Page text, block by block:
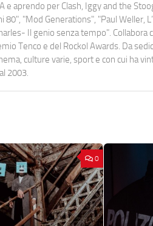
aprendo per Clash, Iggy and the
"Mod Generations", "Paul Weller,
Il genio senza tempo". Collabora
Tenco e del Rockol Awards. Da
culture varie, sport e con cui ha
2003.
0